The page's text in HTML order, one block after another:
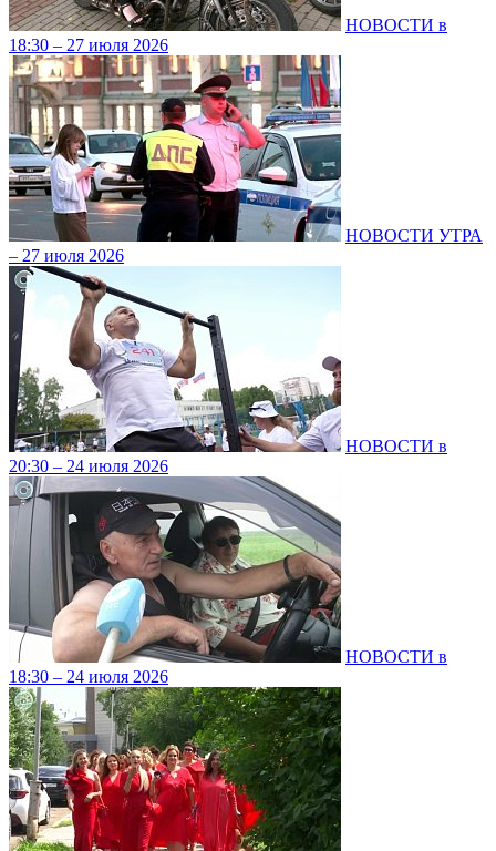
НОВОСТИ в
18:30 – 27 июля 2026
НОВОСТИ УТРА
– 27 июля 2026
НОВОСТИ в
20:30 – 24 июля 2026
НОВОСТИ в
18:30 – 24 июля 2026